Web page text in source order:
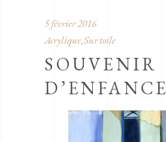
5 février 2016
Acrylique, Sur toile
SOUVENIR
D’ENFANCE